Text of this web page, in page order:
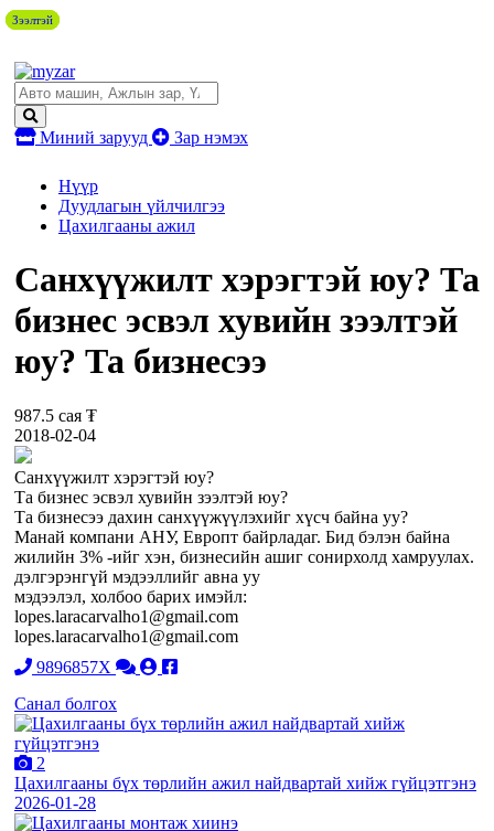
Миний зарууд Зар нэмэх
Нүүр
Дуудлагын үйлчилгээ
Цахилгааны ажил
Санхүүжилт хэрэгтэй юу? Та
бизнес эсвэл хувийн зээлтэй
юу? Та бизнесээ
987.5 сая ₮
2018-02-04
Санхүүжилт хэрэгтэй юу?
Та бизнес эсвэл хувийн зээлтэй юу?
Та бизнесээ дахин санхүүжүүлэхийг хүсч байна уу?
Манай компани АНУ, Европт байрладаг. Бид бэлэн байна
жилийн 3% -ийг хэн, бизнесийн ашиг сонирхолд хамруулах.
дэлгэрэнгүй мэдээллийг авна уу
мэдээлэл, холбоо барих имэйл:
lopes.laracarvalho1@gmail.com
lopes.laracarvalho1@gmail.com
9896857X
Санал болгох
2
Цахилгааны бүх төрлийн ажил найдвартай хийж гүйцэтгэнэ
2026-01-28
Зээлтэй
Зээлтэй
Зээлтэй